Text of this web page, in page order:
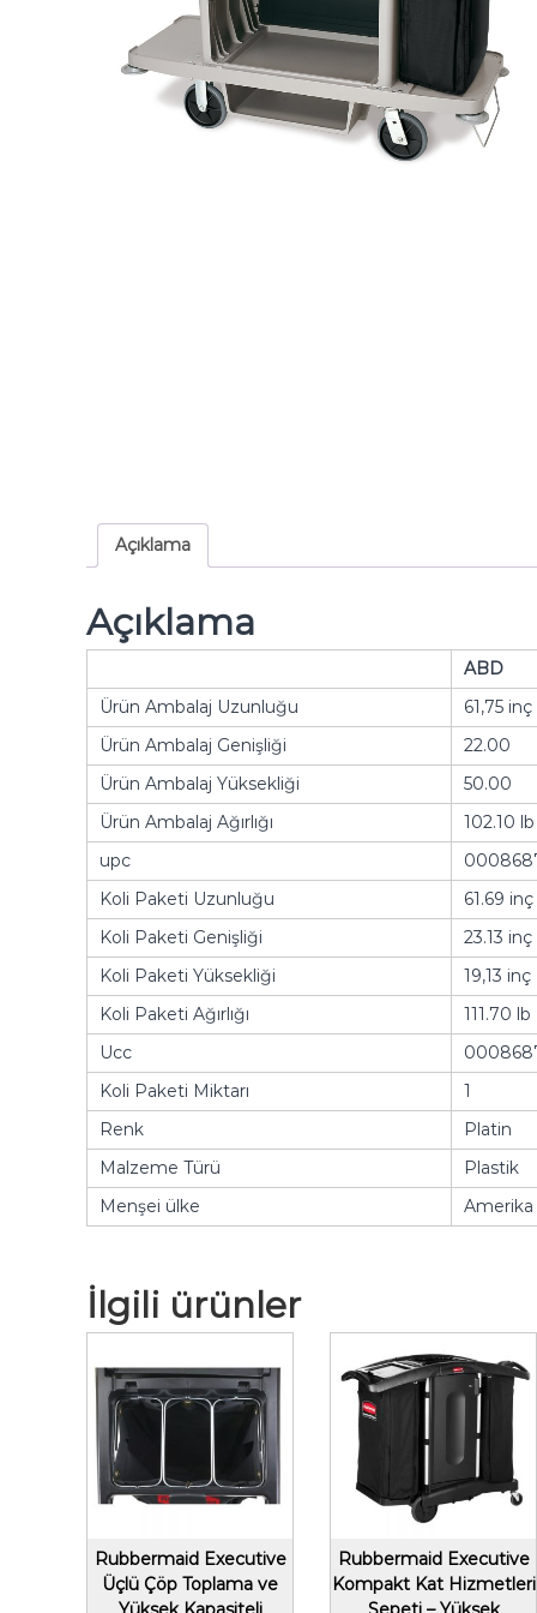
Açıklama
Açıklama
ABD
Ürün Ambalaj Uzunluğu
61,75 inç
Ürün Ambalaj Genişliği
22.00
Ürün Ambalaj Yüksekliği
50.00
Ürün Ambalaj Ağırlığı
102.10 lb
upc
Koli Paketi Uzunluğu
61.69 inç
Koli Paketi Genişliği
23.13 inç
Koli Paketi Yüksekliği
19,13 inç
Koli Paketi Ağırlığı
111.70 lb
Ucc
Koli Paketi Miktarı
1
Renk
Platin
Malzeme Türü
Plastik
Menşei ülke
İlgili ürünler
Rubbermaid Executive
Üçlü Çöp Toplama ve
Rubbermaid Executive
Kompakt Kat Hizmetleri